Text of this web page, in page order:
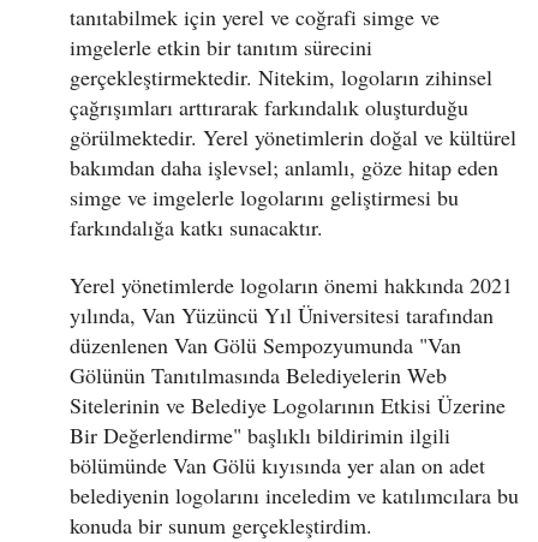
tanıtabilmek için yerel ve coğrafi simge ve
imgelerle etkin bir tanıtım sürecini
gerçekleştirmektedir. Nitekim, logoların zihinsel
çağrışımları arttırarak farkındalık oluşturduğu
görülmektedir. Yerel yönetimlerin doğal ve kültürel
bakımdan daha işlevsel; anlamlı, göze hitap eden
simge ve imgelerle logolarını geliştirmesi bu
farkındalığa katkı sunacaktır.
Yerel yönetimlerde logoların önemi hakkında 2021
yılında, Van Yüzüncü Yıl Üniversitesi tarafından
düzenlenen Van Gölü Sempozyumunda "Van
Gölünün Tanıtılmasında Belediyelerin Web
Sitelerinin ve Belediye Logolarının Etkisi Üzerine
Bir Değerlendirme" başlıklı bildirimin ilgili
bölümünde Van Gölü kıyısında yer alan on adet
belediyenin logolarını inceledim ve katılımcılara bu
konuda bir sunum gerçekleştirdim.